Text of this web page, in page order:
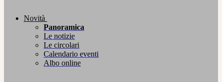
Novità
Panoramica
Le notizie
Le circolari
Calendario eventi
Albo online